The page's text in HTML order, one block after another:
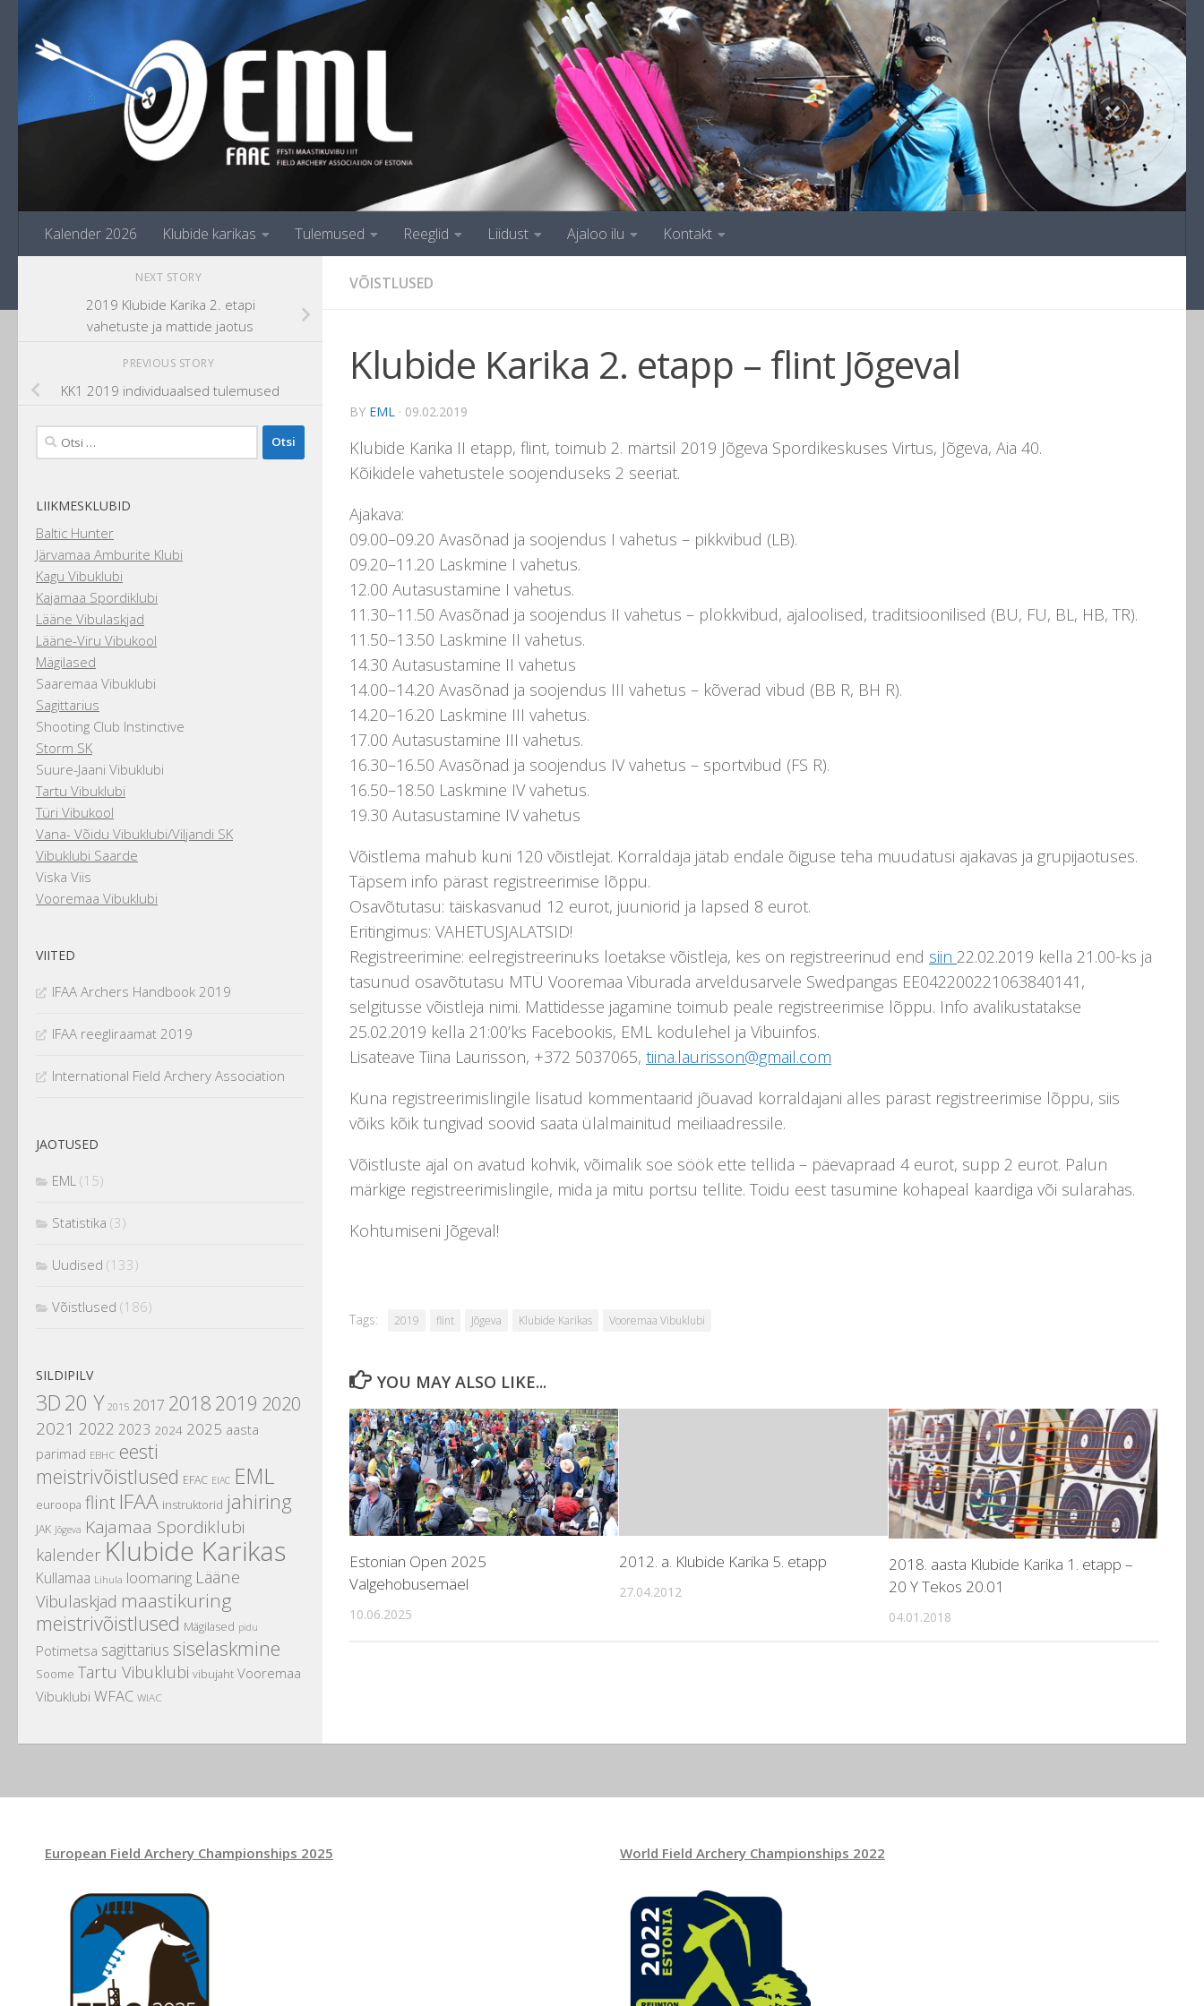
Skip to content
Kalender 2026 Klubide karikas Tulemused Reeglid Liidust Ajaloo ilu Kontakt
VÕISTLUSED
Klubide Karika 2. etapp – flint Jõgeval
BY EML · 09.02.2019
Klubide Karika II etapp, flint, toimub 2. märtsil 2019 Jõgeva Spordikeskuses Virtus, Jõgeva, Aia 40.
Kõikidele vahetustele soojenduseks 2 seeriat.
Ajakava:
09.00–09.20 Avasõnad ja soojendus I vahetus – pikkvibud (LB).
09.20–11.20 Laskmine I vahetus.
12.00 Autasustamine I vahetus.
11.30–11.50 Avasõnad ja soojendus II vahetus – plokkvibud, ajaloolised, traditsioonilised (BU, FU, BL, HB, TR).
11.50–13.50 Laskmine II vahetus.
14.30 Autasustamine II vahetus
14.00–14.20 Avasõnad ja soojendus III vahetus – kõverad vibud (BB R, BH R).
14.20–16.20 Laskmine III vahetus.
17.00 Autasustamine III vahetus.
16.30–16.50 Avasõnad ja soojendus IV vahetus – sportvibud (FS R).
16.50–18.50 Laskmine IV vahetus.
19.30 Autasustamine IV vahetus
Võistlema mahub kuni 120 võistlejat. Korraldaja jätab endale õiguse teha muudatusi ajakavas ja grupijaotuses.
Täpsem info pärast registreerimise lõppu.
Osavõtutasu: täiskasvanud 12 eurot, juuniorid ja lapsed 8 eurot.
Eritingimus: VAHETUSJALATSID!
Registreerimine: eelregistreerinuks loetakse võistleja, kes on registreerinud end siin 22.02.2019 kella 21.00-ks ja
tasunud osavõtutasu MTÜ Vooremaa Viburada arveldusarvele Swedpangas EE042200221063840141,
selgitusse võistleja nimi. Mattidesse jagamine toimub peale registreerimise lõppu. Info avalikustatakse
25.02.2019 kella 21:00’ks Facebookis, EML kodulehel ja Vibuinfos.
Lisateave Tiina Laurisson, +372 5037065, tiina.laurisson@gmail.com
Kuna registreerimislingile lisatud kommentaarid jõuavad korraldajani alles pärast registreerimise lõppu, siis
võiks kõik tungivad soovid saata ülalmainitud meiliaadressile.
Võistluste ajal on avatud kohvik, võimalik soe söök ette tellida – päevapraad 4 eurot, supp 2 eurot. Palun
märkige registreerimislingile, mida ja mitu portsu tellite. Toidu eest tasumine kohapeal kaardiga või sularahas.
Kohtumiseni Jõgeval!
Tags: 2019 flint Jõgeva Klubide Karikas Vooremaa Vibuklubi
YOU MAY ALSO LIKE...
Estonian Open 2025
Valgehobusemäel
10.06.2025
2012. a. Klubide Karika 5. etapp
27.04.2012
2018. aasta Klubide Karika 1. etapp –
20 Y Tekos 20.01
04.01.2018
NEXT STORY
2019 Klubide Karika 2. etapi
vahetuste ja mattide jaotus
PREVIOUS STORY
KK1 2019 individuaalsed tulemused
Otsi:
LIIKMESKLUBID
Baltic Hunter
Järvamaa Amburite Klubi
Kagu Vibuklubi
Kajamaa Spordiklubi
Lääne Vibulaskjad
Lääne-Viru Vibukool
Mägilased
Saaremaa Vibuklubi
Sagittarius
Shooting Club Instinctive
Storm SK
Suure-Jaani Vibuklubi
Tartu Vibuklubi
Türi Vibukool
Vana- Võidu Vibuklubi/Viljandi SK
Vibuklubi Saarde
Viska Viis
Vooremaa Vibuklubi
VIITED
IFAA Archers Handbook 2019
IFAA reegliraamat 2019
International Field Archery Association
JAOTUSED
EML (15)
Statistika (3)
Uudised (133)
Võistlused (186)
SILDIPILV
3D20 Y 2015 2017 2018 2019 2020
2021 2022 2023 2024 2025 aasta
parimad EBHC eesti
meistrivõistlused EFAC EIAC EML
euroopa flint IFAA instruktorid jahiring
JAK Jõgeva Kajamaa Spordiklubi
kalender Klubide Karikas
Kullamaa Lihula loomaring Lääne
Vibulaskjad maastikuring
meistrivõistlused Mägilased pidu
Potimetsa sagittarius siselaskmine
Soome Tartu Vibuklubi vibujaht Vooremaa
Vibuklubi WFAC WIAC
European Field Archery Championships 2025 World Field Archery Championships 2022